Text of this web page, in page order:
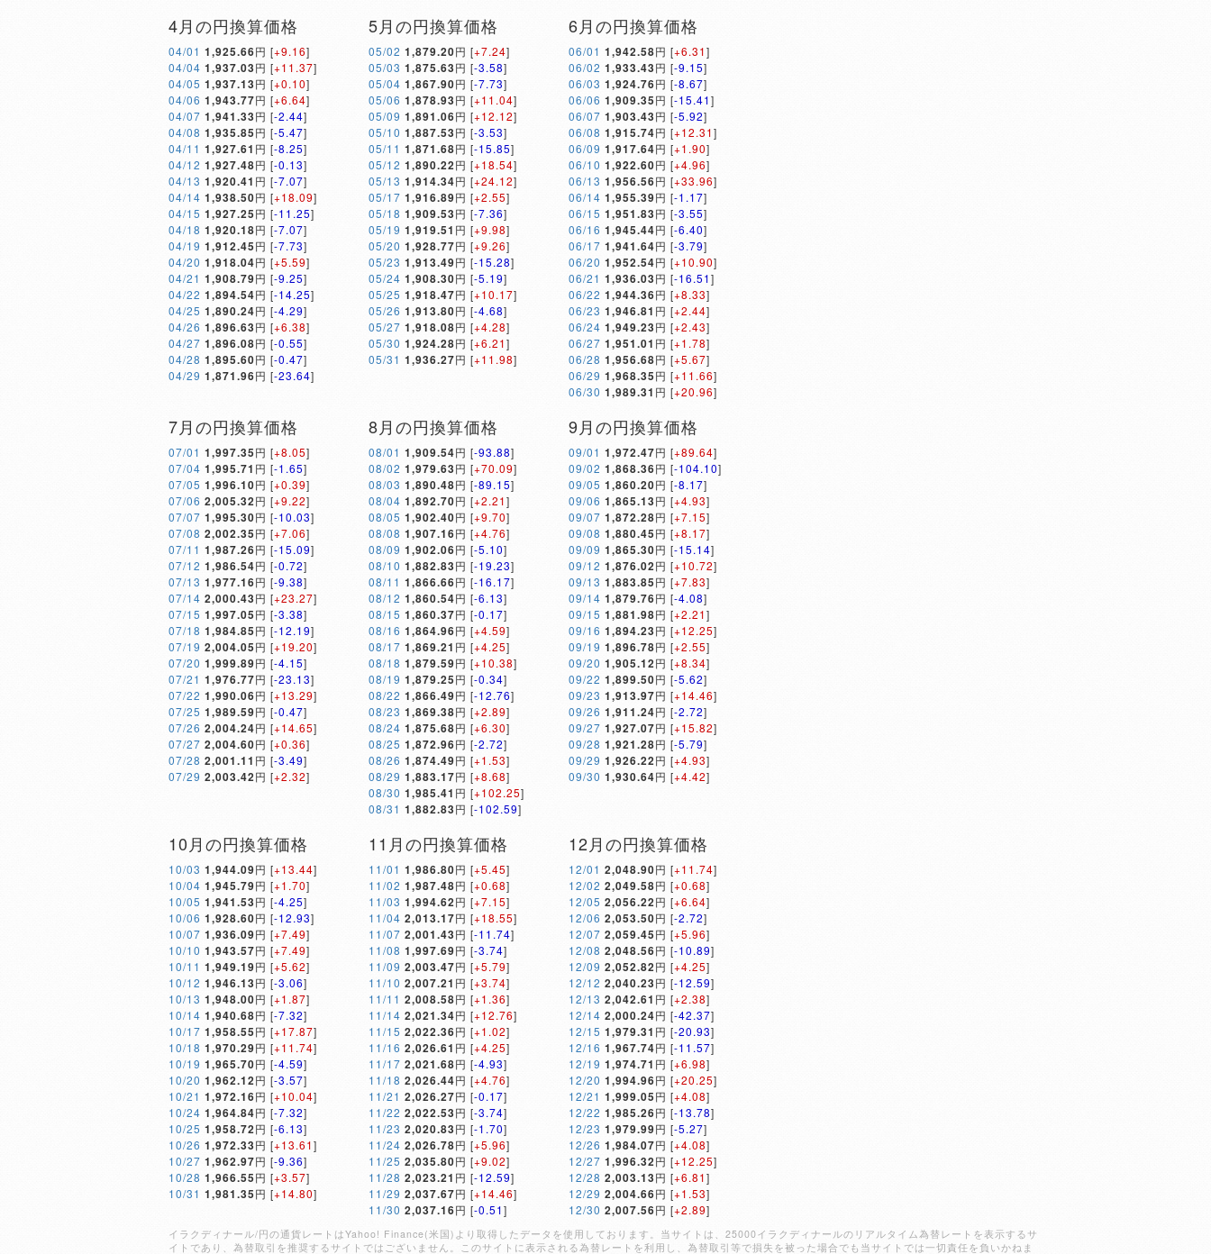
4月の円換算価格
04/01 1,925.66円 [+9.16]
04/04 1,937.03円 [+11.37]
04/05 1,937.13円 [+0.10]
04/06 1,943.77円 [+6.64]
04/07 1,941.33円 [-2.44]
04/08 1,935.85円 [-5.47]
04/11 1,927.61 円 [-8.25]
04/12 1,927.48円 [-0.13]
04/13 1,920.41 円 [-7.07]
04/14 1,938.50円 [+18.09]
04/15 1,927.25円 [-11.25]
04/18 1,920.18円 [-7.07]
04/19 1,912.45円 [-7.73]
04/20 1,918.04円 [+5.59]
04/21 1,908.79円 [-9.25]
04/22 1,894.54円 [-14.25]
04/25 1,890.24円 [-4.29]
04/26 1,896.63円 [+6.38]
04/27 1,896.08円 [-0.55]
04/28 1,895.60円 [-0.47]
04/29 1,871.96円 [-23.64]
5月の円換算価格
05/02 1,879.20円 [+7.24]
05/03 1,875.63円 [-3.58]
05/04 1,867.90円 [-7.73]
05/06 1,878.93円 [+11.04]
05/09 1,891.06円 [+12.12]
05/10 1,887.53円 [-3.53]
05/11 1,871.68円 [-15.85]
05/12 1,890.22円 [+18.54]
05/13 1,914.34円 [+24.12]
05/17 1,916.89円 [+2.55]
05/18 1,909.53円 [-7.36]
05/19 1,919.51 円 [+9.98]
05/20 1,928.77円 [+9.26]
05/23 1,913.49円 [-15.28]
05/24 1,908.30円 [-5.19]
05/25 1,918.47円 [+10.17]
05/26 1,913.80円 [-4.68]
05/27 1,918.08円 [+4.28]
05/30 1,924.28円 [+6.21]
05/31 1,936.27円 [+11.98]
6月の円換算価格
06/01 1,942.58円 [+6.31]
06/02 1,933.43円 [-9.15]
06/03 1,924.76円 [-8.67]
06/06 1,909.35円 [-15.41]
06/07 1,903.43円 [-5.92]
06/08 1,915.74円 [+12.31]
06/09 1,917.64円 [+1.90]
06/10 1,922.60円 [+4.96]
06/13 1,956.56円 [+33.96]
06/14 1,955.39円 [-1.17]
06/15 1,951.83円 [-3.55]
06/16 1,945.44円 [-6.40]
06/17 1,941.64円 [-3.79]
06/20 1,952.54円 [+10.90]
06/21 1,936.03円 [-16.51]
06/22 1,944.36円 [+8.33]
06/23 1,946.81 円 [+2.44]
06/24 1,949.23円 [+2.43]
06/27 1,951.01 円 [+1.78]
06/28 1,956.68円 [+5.67]
06/29 1,968.35円 [+11.66]
06/30 1,989.31 円 [+20.96]
7月の円換算価格
07/01 1,997.35円 [+8.05]
07/04 1,995.71 円 [-1.65]
07/05 1,996.10円 [+0.39]
07/06 2,005.32円 [+9.22]
07/07 1,995.30円 [-10.03]
07/08 2,002.35円 [+7.06]
07/11 1,987.26円 [-15.09]
07/12 1,986.54円 [-0.72]
07/13 1,977.16円 [-9.38]
07/14 2,000.43円 [+23.27]
07/15 1,997.05円 [-3.38]
07/18 1,984.85円 [-12.19]
07/19 2,004.05円 [+19.20]
07/20 1,999.89円 [-4.15]
07/21 1,976.77円 [-23.13]
07/22 1,990.06円 [+13.29]
07/25 1,989.59円 [-0.47]
07/26 2,004.24円 [+14.65]
07/27 2,004.60円 [+0.36]
07/28 2,001.11 円 [-3.49]
07/29 2,003.42円 [+2.32]
8月の円換算価格
08/01 1,909.54円 [-93.88]
08/02 1,979.63円 [+70.09]
08/03 1,890.48円 [-89.15]
08/04 1,892.70円 [+2.21]
08/05 1,902.40円 [+9.70]
08/08 1,907.16円 [+4.76]
08/09 1,902.06円 [-5.10]
08/10 1,882.83円 [-19.23]
08/11 1,866.66円 [-16.17]
08/12 1,860.54円 [-6.13]
08/15 1,860.37円 [-0.17]
08/16 1,864.96円 [+4.59]
08/17 1,869.21 円 [+4.25]
08/18 1,879.59円 [+10.38]
08/19 1,879.25円 [-0.34]
08/22 1,866.49円 [-12.76]
08/23 1,869.38円 [+2.89]
08/24 1,875.68円 [+6.30]
08/25 1,872.96円 [-2.72]
08/26 1,874.49円 [+1.53]
08/29 1,883.17円 [+8.68]
08/30 1,985.41 円 [+102.25]
08/31 1,882.83円 [-102.59]
9月の円換算価格
09/01 1,972.47円 [+89.64]
09/02 1,868.36円 [-104.10]
09/05 1,860.20円 [-8.17]
09/06 1,865.13円 [+4.93]
09/07 1,872.28円 [+7.15]
09/08 1,880.45円 [+8.17]
09/09 1,865.30円 [-15.14]
09/12 1,876.02円 [+10.72]
09/13 1,883.85円 [+7.83]
09/14 1,879.76円 [-4.08]
09/15 1,881.98円 [+2.21]
09/16 1,894.23円 [+12.25]
09/19 1,896.78円 [+2.55]
09/20 1,905.12円 [+8.34]
09/22 1,899.50円 [-5.62]
09/23 1,913.97円 [+14.46]
09/26 1,911.24円 [-2.72]
09/27 1,927.07円 [+15.82]
09/28 1,921.28円 [-5.79]
09/29 1,926.22円 [+4.93]
09/30 1,930.64円 [+4.42]
10月の円換算価格
10/03 1,944.09円 [+13.44]
10/04 1,945.79円 [+1.70]
10/05 1,941.53円 [-4.25]
10/06 1,928.60円 [-12.93]
10/07 1,936.09円 [+7.49]
10/10 1,943.57円 [+7.49]
10/11 1,949.19円 [+5.62]
10/12 1,946.13円 [-3.06]
10/13 1,948.00円 [+1.87]
10/14 1,940.68円 [-7.32]
10/17 1,958.55円 [+17.87]
10/18 1,970.29円 [+11.74]
10/19 1,965.70円 [-4.59]
10/20 1,962.12円 [-3.57]
10/21 1,972.16円 [+10.04]
10/24 1,964.84円 [-7.32]
10/25 1,958.72円 [-6.13]
10/26 1,972.33円 [+13.61]
10/27 1,962.97円 [-9.36]
10/28 1,966.55円 [+3.57]
10/31 1,981.35円 [+14.80]
11月の円換算価格
11/01 1,986.80円 [+5.45]
11/02 1,987.48円 [+0.68]
11/03 1,994.62円 [+7.15]
11/04 2,013.17円 [+18.55]
11/07 2,001.43円 [-11.74]
11/08 1,997.69円 [-3.74]
11/09 2,003.47円 [+5.79]
11/10 2,007.21 円 [+3.74]
11/11 2,008.58円 [+1.36]
11/14 2,021.34円 [+12.76]
11/15 2,022.36円 [+1.02]
11/16 2,026.61 円 [+4.25]
11/17 2,021.68円 [-4.93]
11/18 2,026.44円 [+4.76]
11/21 2,026.27円 [-0.17]
11/22 2,022.53円 [-3.74]
11/23 2,020.83円 [-1.70]
11/24 2,026.78円 [+5.96]
11/25 2,035.80円 [+9.02]
11/28 2,023.21 円 [-12.59]
11/29 2,037.67円 [+14.46]
11/30 2,037.16円 [-0.51]
12月の円換算価格
12/01 2,048.90円 [+11.74]
12/02 2,049.58円 [+0.68]
12/05 2,056.22円 [+6.64]
12/06 2,053.50円 [-2.72]
12/07 2,059.45円 [+5.96]
12/08 2,048.56円 [-10.89]
12/09 2,052.82円 [+4.25]
12/12 2,040.23円 [-12.59]
12/13 2,042.61 円 [+2.38]
12/14 2,000.24円 [-42.37]
12/15 1,979.31 円 [-20.93]
12/16 1,967.74円 [-11.57]
12/19 1,974.71 円 [+6.98]
12/20 1,994.96円 [+20.25]
12/21 1,999.05円 [+4.08]
12/22 1,985.26円 [-13.78]
12/23 1,979.99円 [-5.27]
12/26 1,984.07円 [+4.08]
12/27 1,996.32円 [+12.25]
12/28 2,003.13円 [+6.81]
12/29 2,004.66円 [+1.53]
12/30 2,007.56円 [+2.89]
イラクディナール/円の通貨レートはYahoo! Finance(米国)より取得したデータを使用しております。当サイトは、25000イラクディナールのリアルタイム為替レートを表示するサ
イトであり、為替取引を推奨するサイトではございません。このサイトに表示される為替レートを利用し、為替取引等で損失を被った場合でも当サイトでは一切責任を負いかねま